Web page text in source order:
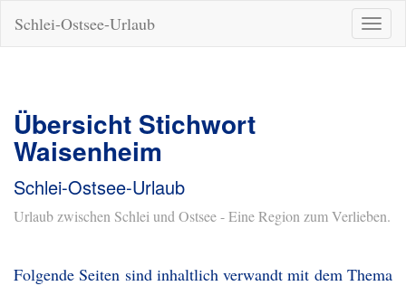
ein-/
Schlei-Ostsee-Urlaub
Übersicht Stichwort
Waisenheim
Schlei-Ostsee-Urlaub
Urlaub zwischen Schlei und Ostsee - Eine Region zum Verlieben.
Folgende Seiten sind inhaltlich verwandt mit dem Thema